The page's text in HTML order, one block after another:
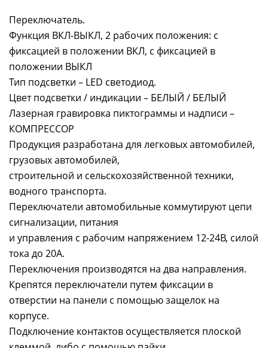
Переключатель.
Функция ВКЛ-ВЫКЛ, 2 рабочих положения: с
фиксацией в положении ВКЛ, с фиксацией в
положении ВЫКЛ
Тип подсветки – LED светодиод.
Цвет подсветки / индикации – БЕЛЫЙ / БЕЛЫЙ
Лазерная гравировка пиктограммы и надписи –
КОМПРЕССОР
Продукция разработана для легковых автомобилей,
грузовых автомобилей,
строительной и сельскохозяйственной техники,
водного транспорта.
Переключатели автомобильные коммутируют цепи
сигнализации, питания
и управления с рабочим напряжением 12-24В, силой
тока до 20А.
Переключения производятся на два направления.
Крепятся переключатели путем фиксации в
отверстии на панели с помощью защелок на
корпусе.
Подключение контактов осуществляется плоской